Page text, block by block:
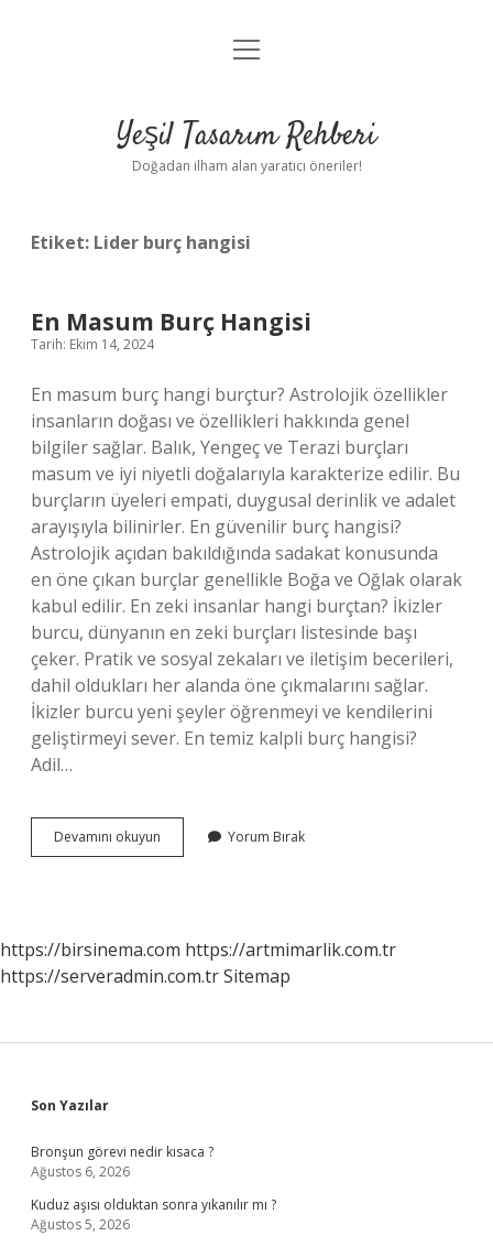
Anasayfa
Yasal Uyarı
menüyü
Yeşil Tasarım Rehberi
Doğadan ilham alan yaratıcı öneriler!
Etiket: Lider burç hangisi
En Masum Burç Hangisi
Tarih: Ekim 14, 2024
En masum burç hangi burçtur? Astrolojik özellikler
insanların doğası ve özellikleri hakkında genel
bilgiler sağlar. Balık, Yengeç ve Terazi burçları
masum ve iyi niyetli doğalarıyla karakterize edilir. Bu
burçların üyeleri empati, duygusal derinlik ve adalet
arayışıyla bilinirler. En güvenilir burç hangisi?
Astrolojik açıdan bakıldığında sadakat konusunda
en öne çıkan burçlar genellikle Boğa ve Oğlak olarak
kabul edilir. En zeki insanlar hangi burçtan? İkizler
burcu, dünyanın en zeki burçları listesinde başı
çeker. Pratik ve sosyal zekaları ve iletişim becerileri,
dahil oldukları her alanda öne çıkmalarını sağlar.
İkizler burcu yeni şeyler öğrenmeyi ve kendilerini
geliştirmeyi sever. En temiz kalpli burç hangisi?
Adil…
Devamını okuyun
Masum
Yorum Bırak
https://birsinema.com https://artmimarlik.com.tr
https://serveradmin.com.trSitemap
Sidebar
Son Yazılar
Bronşun görevi nedir kısaca ?
Ağustos 6, 2026
Kuduz aşısı olduktan sonra yıkanılır mı ?
Ağustos 5, 2026